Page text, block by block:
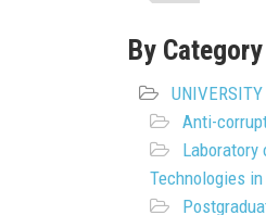
By Category
UNIVERSITY
Anti-
Laboratory
Technologies